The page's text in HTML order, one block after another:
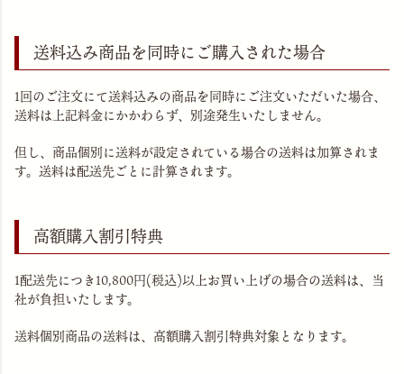
送料込み商品を同時にご購入された場合
1回のご注文にて送料込みの商品を同時にご注文いただいた場合、
送料は上記料金にかかわらず、別途発生いたしません。
但し、商品個別に送料が設定されている場合の送料は加算されま
す。送料は配送先ごとに計算されます。
高額購入割引特典
1配送先につき10,800円(税込)以上お買い上げの場合の送料は、当
社が負担いたします。
送料個別商品の送料は、高額購入割引特典対象となります。